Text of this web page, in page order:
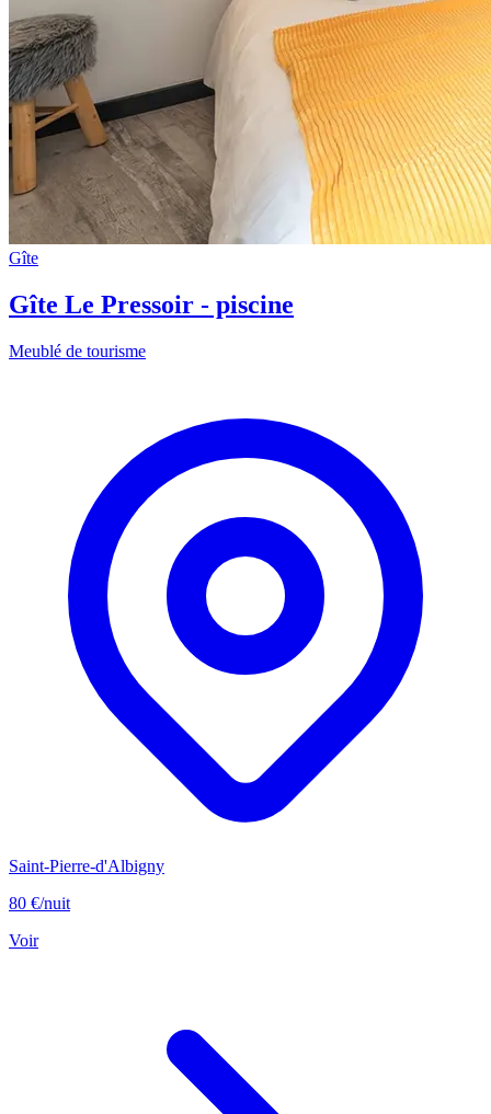
Gîte
Gîte Le Pressoir - piscine
Meublé de tourisme
Saint-Pierre-d'Albigny
80 €/nuit
Voir